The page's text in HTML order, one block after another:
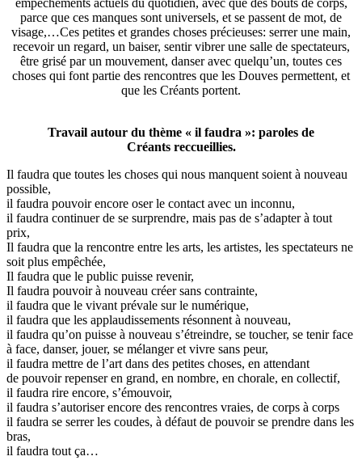
empêchements actuels du quotidien, avec que des bouts de corps,
parce que ces manques sont universels, et se passent de mot, de
visage,…Ces petites et grandes choses précieuses: serrer une main,
recevoir un regard, un baiser, sentir vibrer une salle de spectateurs,
être grisé par un mouvement, danser avec quelqu’un, toutes ces
choses qui font partie des rencontres que les Douves permettent, et
que les Créants portent.
Travail autour du thème « il faudra »: paroles de
Créants reccueillies.
Il faudra que toutes les choses qui nous manquent soient à nouveau
possible,
il faudra pouvoir encore oser le contact avec un inconnu,
il faudra continuer de se surprendre, mais pas de s’adapter à tout
prix,
Il faudra que la rencontre entre les arts, les artistes, les spectateurs ne
soit plus empêchée,
Il faudra que le public puisse revenir,
Il faudra pouvoir à nouveau créer sans contrainte,
il faudra que le vivant prévale sur le numérique,
il faudra que les applaudissements résonnent à nouveau,
il faudra qu’on puisse à nouveau s’étreindre, se toucher, se tenir face
à face, danser, jouer, se mélanger et vivre sans peur,
il faudra mettre de l’art dans des petites choses, en attendant
de pouvoir repenser en grand, en nombre, en chorale, en collectif,
il faudra rire encore, s’émouvoir,
il faudra s’autoriser encore des rencontres vraies, de corps à corps
il faudra se serrer les coudes, à défaut de pouvoir se prendre dans les
bras,
il faudra tout ça…